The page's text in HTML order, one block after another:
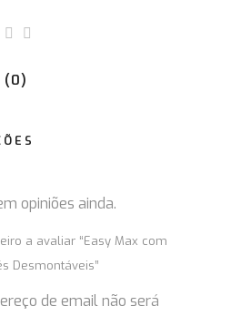
(0)
opiniões ainda.
a avaliar “Easy Max com
Desmontáveis”
de email não será